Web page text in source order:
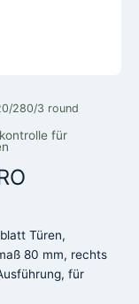
280/3 round
für
Türen,
80 mm, rechts
für